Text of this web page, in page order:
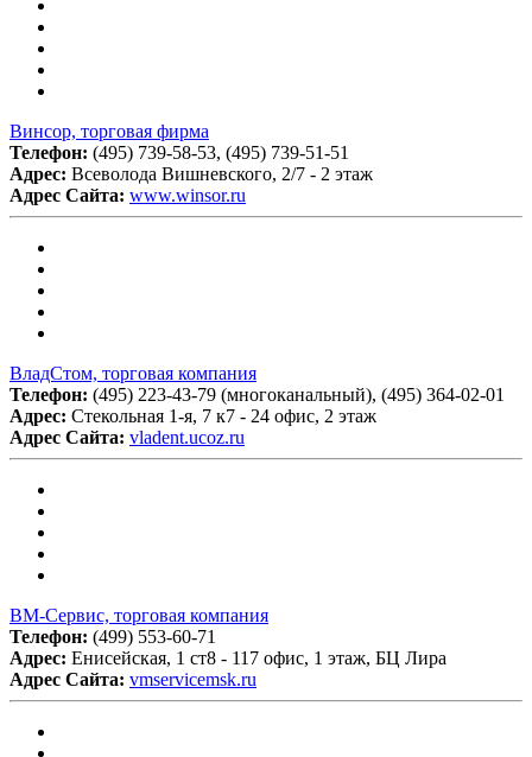
Винсор, торговая фирма
Телефон: (495) 739-58-53, (495) 739-51-51
Адрес: Всеволода Вишневского, 2/7 - 2 этаж
Адрес Сайта: www.winsor.ru
ВладСтом, торговая компания
Телефон: (495) 223-43-79 (многоканальный), (495) 364-02-01
Адрес: Стекольная 1-я, 7 к7 - 24 офис, 2 этаж
Адрес Сайта: vladent.ucoz.ru
ВМ-Сервис, торговая компания
Телефон: (499) 553-60-71
Адрес: Енисейская, 1 ст8 - 117 офис, 1 этаж, БЦ Лира
Адрес Сайта: vmservicemsk.ru